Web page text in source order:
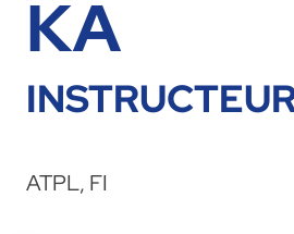
KA
ATPL, FI